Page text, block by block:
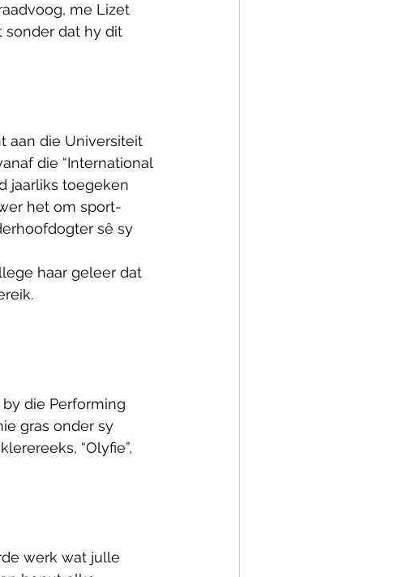
me Lizet
sonder dat hy dit
aan die Universiteit
die “International
jaarliks toegeken
het om sport-
sê sy
haar geleer dat
die Performing
gras onder sy
“Olyfie”,
werk wat julle